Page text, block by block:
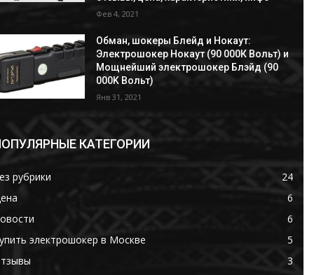
Фев 4, 2021
Обман, шокеры Блейд и Нокаут:
Электрошокер Нокаут (90 000К Вольт) и
Мощнейший электрошокер Блэйд (90
000K Вольт)
Янв 31, 2021
КАТЕГОРИИ
рубрики
24
6
6
электрошокер в Москве
5
3